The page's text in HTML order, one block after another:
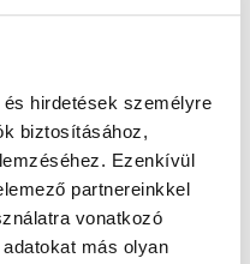
hirdetések személyre
biztosításához,
Ezenkívül
partnereinkkel
vonatkozó
más olyan
augusztus 13.